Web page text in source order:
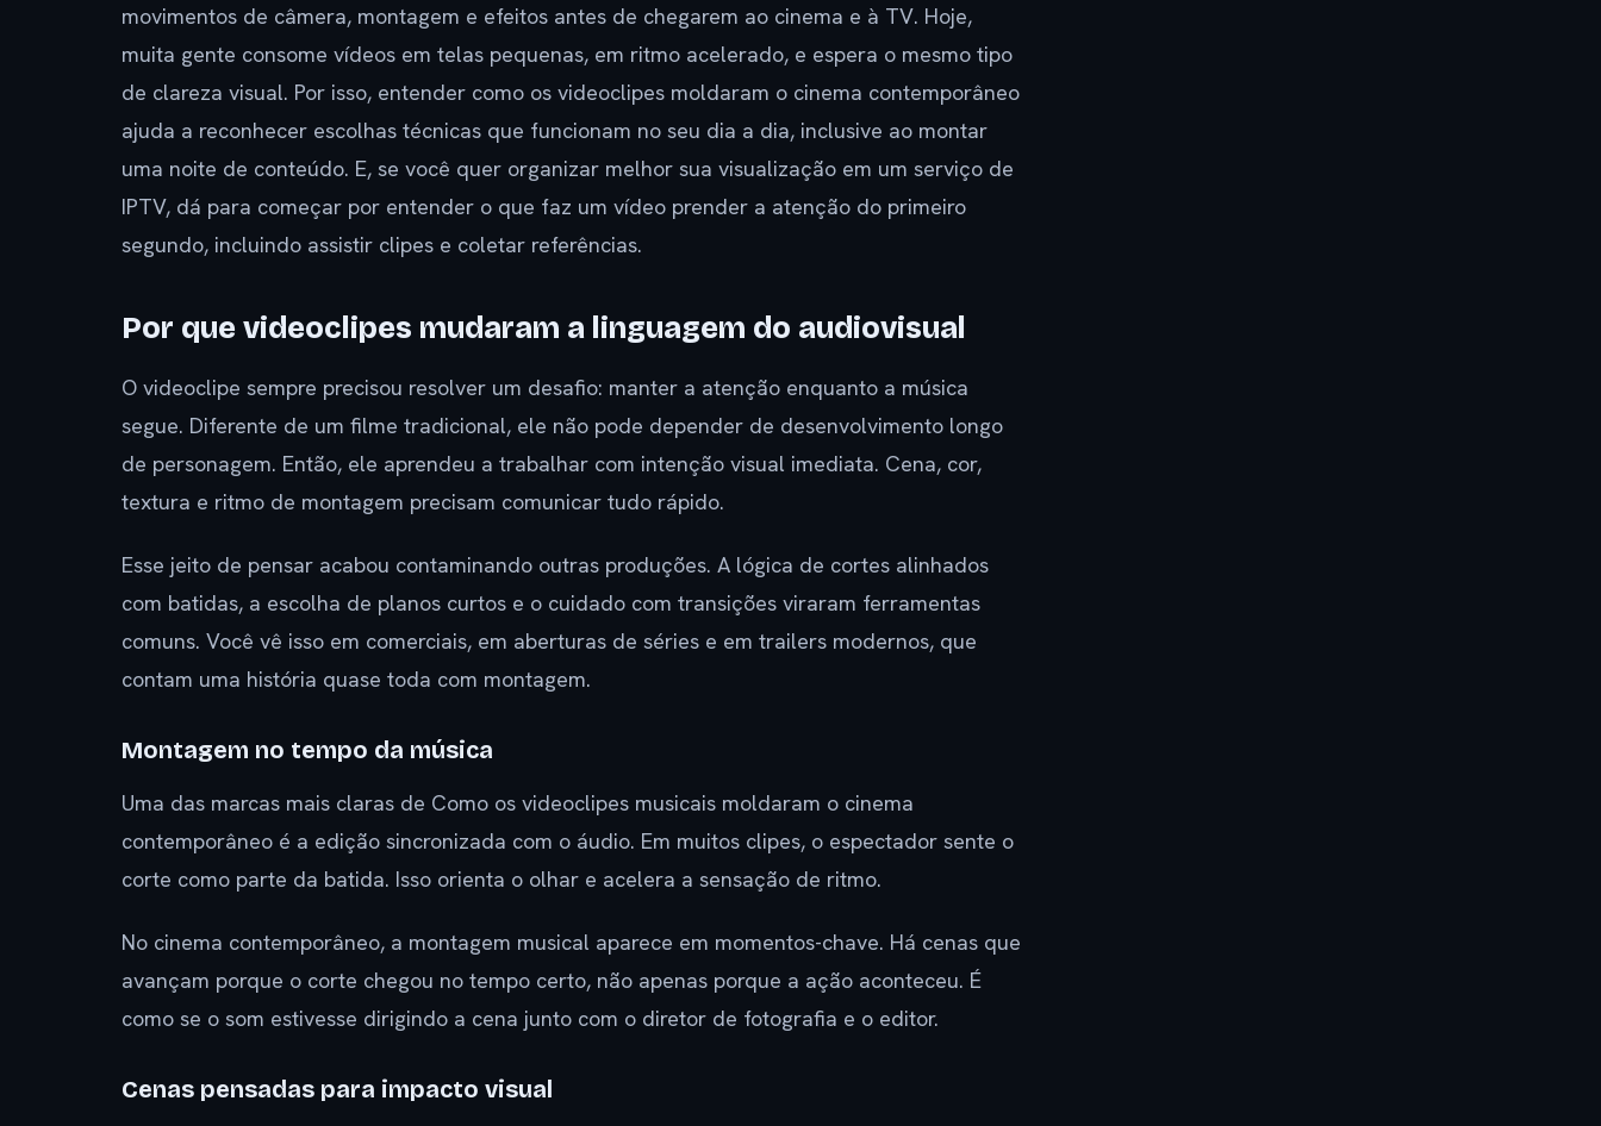
movimentos de câmera, montagem e efeitos antes de chegarem ao cinema e à TV. Hoje,
muita gente consome vídeos em telas pequenas, em ritmo acelerado, e espera o mesmo tipo
de clareza visual. Por isso, entender como os videoclipes moldaram o cinema contemporâneo
ajuda a reconhecer escolhas técnicas que funcionam no seu dia a dia, inclusive ao montar
uma noite de conteúdo. E, se você quer organizar melhor sua visualização em um serviço de
IPTV, dá para começar por entender o que faz um vídeo prender a atenção do primeiro
segundo, incluindo assistir clipes e coletar referências.
Por que videoclipes mudaram a linguagem do audiovisual
O videoclipe sempre precisou resolver um desafio: manter a atenção enquanto a música
segue. Diferente de um filme tradicional, ele não pode depender de desenvolvimento longo
de personagem. Então, ele aprendeu a trabalhar com intenção visual imediata. Cena, cor,
textura e ritmo de montagem precisam comunicar tudo rápido.
Esse jeito de pensar acabou contaminando outras produções. A lógica de cortes alinhados
com batidas, a escolha de planos curtos e o cuidado com transições viraram ferramentas
comuns. Você vê isso em comerciais, em aberturas de séries e em trailers modernos, que
contam uma história quase toda com montagem.
Montagem no tempo da música
Uma das marcas mais claras de Como os videoclipes musicais moldaram o cinema
contemporâneo é a edição sincronizada com o áudio. Em muitos clipes, o espectador sente o
corte como parte da batida. Isso orienta o olhar e acelera a sensação de ritmo.
No cinema contemporâneo, a montagem musical aparece em momentos-chave. Há cenas que
avançam porque o corte chegou no tempo certo, não apenas porque a ação aconteceu. É
como se o som estivesse dirigindo a cena junto com o diretor de fotografia e o editor.
Cenas pensadas para impacto visual